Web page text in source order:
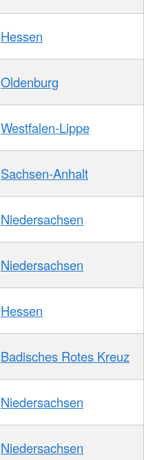
Hessen
Oldenburg
Westfalen-Lippe
Sachsen-Anhalt
Niedersachsen
Niedersachsen
Hessen
Badisches Rotes Kreuz
Niedersachsen
Niedersachsen